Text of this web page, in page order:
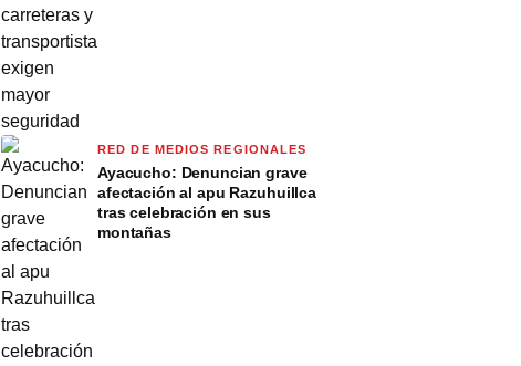
RED DE MEDIOS REGIONALES
Ayacucho: Denuncian grave
afectación al apu Razuhuillca
tras celebración en sus
montañas